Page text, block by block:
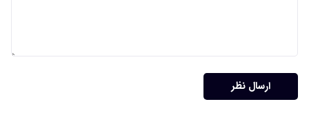
ارسال نظر